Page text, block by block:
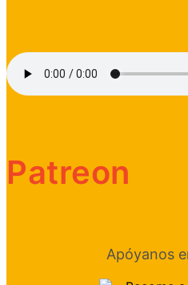
Patreon
Apóyanos